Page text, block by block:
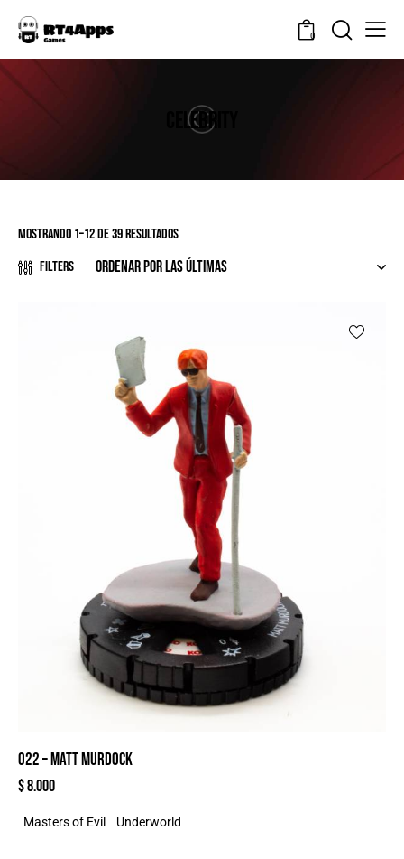
0
CELEBRITY
Mostrando 1–12 de 39 resultados
Filters
022 – MATT MURDOCK
$8.000
Masters of Evil Underworld